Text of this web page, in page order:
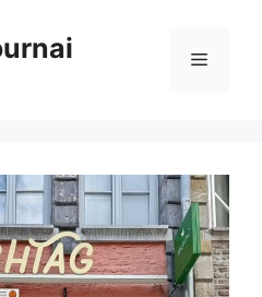
Menu